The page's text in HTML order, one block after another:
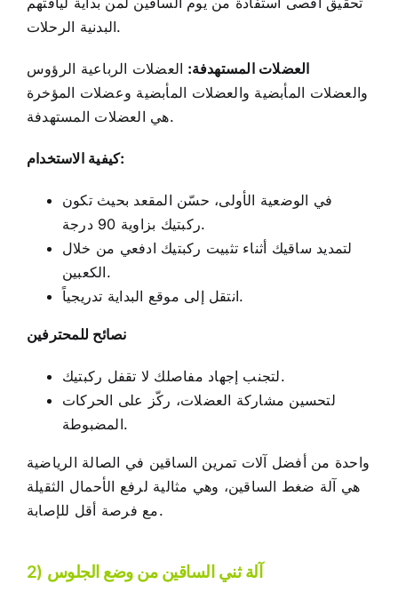
البدنيةالرحلات.
العضلات المستهدفة: العضلات الرباعية الرؤوس
والعضلات المأبضية والعضلات المأبضية وعضلات المؤخرة
هي العضلات المستهدفة.
كيفية الاستخدام:
في الوضعية الأولى، حسّن المقعد بحيث تكون
ركبتيك بزاوية 90 درجة.
لتمديد ساقيك أثناء تثبيت ركبتيك ادفعي من خلال
الكعبين.
انتقل إلى موقع البداية تدريجياً.
نصائح للمحترفين
لتجنب إجهاد مفاصلك لا تقفل ركبتيك.
لتحسين مشاركة العضلات، ركّز على الحركات
المضبوطة.
واحدة من أفضل آلات تمرين الساقين في الصالة الرياضية
هي آلة ضغط الساقين، وهي مثالية لرفع الأحمال الثقيلة
مع فرصة أقل للإصابة.
2) آلة ثني الساقين من وضع الجلوس